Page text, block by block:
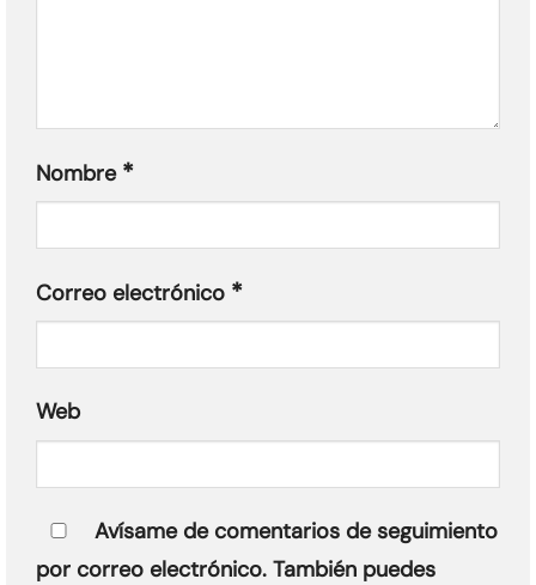
Nombre *
Correo electrónico *
Web
Avísame de comentarios de seguimiento
por correo electrónico. También puedes